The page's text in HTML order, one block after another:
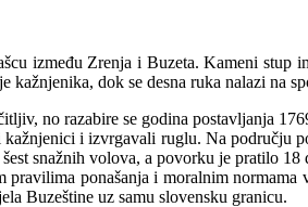
između Zrenja i Buzeta. Kameni
kažnjenika, dok se desna ruka nalazi na
no razabire se godina postavljanja
i izvrgavali ruglu. Na području
snažnih volova, a povorku je pratilo
ponašanja i moralnim
Buzeštine uz samu slovensku granicu.